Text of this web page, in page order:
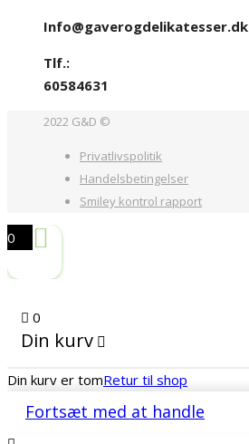
Info@gaverogdelikatesser.dk
Tlf.:
60584631
2022 G&D ©
Privatlivspolitik
Handelsbetingelser
Smiley kontrol rapport
0
0
Din kurv
Din kurv er tomRetur til shop
Fortsæt med at handle